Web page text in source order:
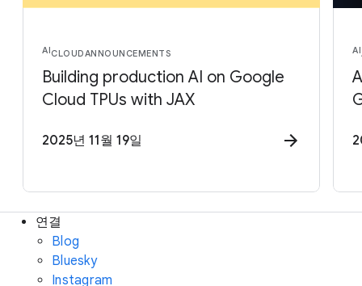
AICLOUDANNOUNCEMENTS
Building production AI on Google
Cloud TPUs with JAX
2025년 11월 19일
AI
연결
Blog
Bluesky
Instagram